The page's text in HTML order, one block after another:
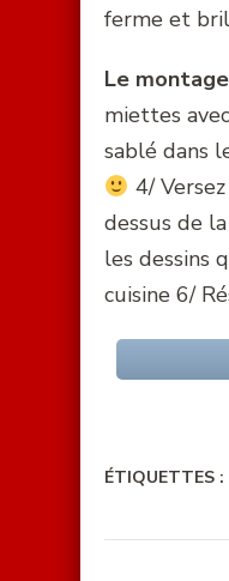
ferme et
Le
miettes
sablé dans
4/
dessus de
les dessins
cuisine 6/
ÉTIQUETTES :